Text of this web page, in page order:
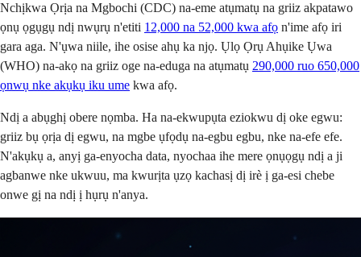
Nchịkwa Ọrịa na Mgbochi (CDC) na-eme atụmatụ na griiz akpatawo
ọnụ ọgụgụ ndị nwụrụ n'etiti 12,000 na 52,000 kwa afọ n'ime afọ iri
gara aga. N'ụwa niile, ihe osise ahụ ka njọ. Ụlọ Ọrụ Ahụike Ụwa
(WHO) na-akọ na griiz oge na-eduga na atụmatụ 290,000 ruo 650,000
ọnwụ nke akụkụ iku ume kwa afọ.
Ndị a abụghị obere nọmba. Ha na-ekwupụta eziokwu dị oke egwu:
griiz bụ ọrịa dị egwu, na mgbe ụfọdụ na-egbu egbu, nke na-efe efe.
N'akụkụ a, anyị ga-enyocha data, nyochaa ihe mere ọnụọgụ ndị a ji
agbanwe nke ukwuu, ma kwurịta ụzọ kachasị dị irè ị ga-esi chebe
onwe gị na ndị ị hụrụ n'anya.